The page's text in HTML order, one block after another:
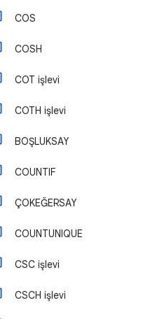
COS
COSH
COT işlevi
COTH işlevi
BOŞLUKSAY
COUNTIF
ÇOKEĞERSAY
COUNTUNIQUE
CSC işlevi
CSCH işlevi